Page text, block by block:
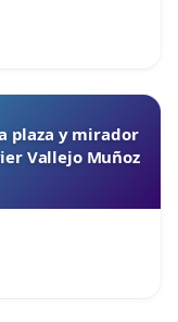
plaza y mirador
Vallejo Muñoz